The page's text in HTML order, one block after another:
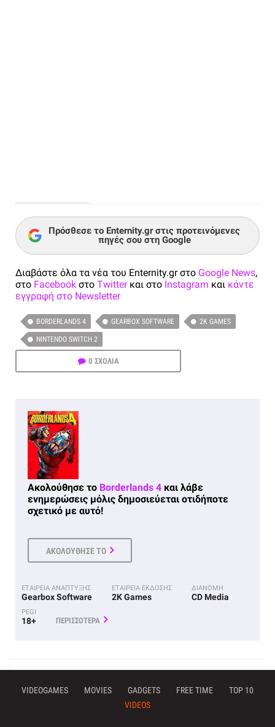
Πρόσθεσε το Enternity.gr στις προτεινόμενες
πηγές σου στη Google
Διαβάστε όλα τα νέα του Enternity.gr στο Google News,
στο Facebook στο Twitterκαι στο Instagram και κάντε
εγγραφή στο Newsletter
BORDERLANDS 4 GEARBOX SOFTWARE 2K GAMES
NINTENDO SWITCH 2
0 ΣΧΟΛΙΑ
Ακολούθησε το Borderlands 4 και λάβε
ενημερώσεις μόλις δημοσιεύεται οτιδήποτε
σχετικό με αυτό!
ΑΚΟΛΟΥΘΗΣΕ ΤΟ
ΕΤΑΙΡΕΙΑ ΑΝΑΠΤΥΞΗΣ
Gearbox Software
ΕΤΑΙΡΕΙΑ ΕΚΔΟΣΗΣ
2K Games
ΔΙΑΝΟΜΗ
CD Media
PEGI
18+ ΠΕΡΙΣΣΟΤΕΡΑ
VIDEOGAMES MOVIES GADGETS FREE TIME
TOP 10
VIDEOS